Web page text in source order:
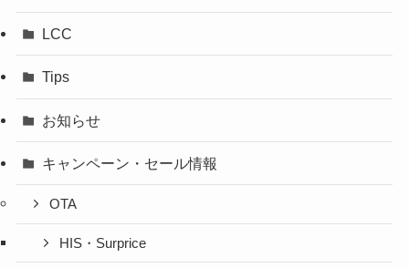
LCC
Tips
お知らせ
キャンペーン・セール情報
OTA
HIS・Surprice